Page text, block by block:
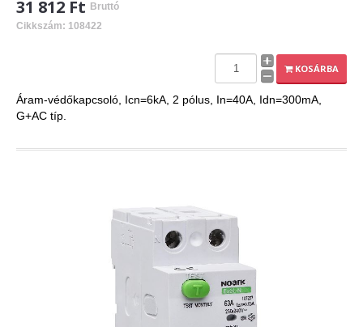
31 812 Ft Bruttó
Cikkszám: 108422
KOSÁRBA
Áram-védőkapcsoló, Icn=6kA, 2 pólus, In=40A, Idn=300mA,
G+AC típ.